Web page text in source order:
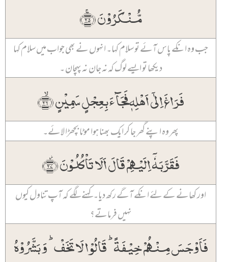
مُّنۡکَرُوۡنَ ﴿ۚ۲۵﴾
جب وہ انکے پاس آئے تو سلام کہا۔ انہوں نے بھی جواب میں سلام کہا
دیکھا تو ایسے لوگ کہ نہ جان نہ پہچان۔
فَرَاغَ اِلٰۤی اَہۡلِہٖ فَجَآءَ بِعِجۡلٍ سَمِیۡنٍ ﴿ۙ۲۶﴾
پھر وہ اپنے گھر جا کر ایک بھنا ہوا موٹا بچھڑا لائے۔
فَقَرَّبَہٗۤ اِلَیۡہِمۡ قَالَ اَلَا تَاۡکُلُوۡنَ ﴿۫۲۷﴾
اور کھانے کے لئے انکے آگے رکھ دیا۔ کہنے لگے کہ آپ تناول کیوں
نہیں فرماتے؟
فَاَوۡجَسَ مِنۡہُمۡ خِیۡفَۃً ؕ قَالُوۡا لَا تَخَفۡ ؕ وَ بَشَّرُوۡہُ